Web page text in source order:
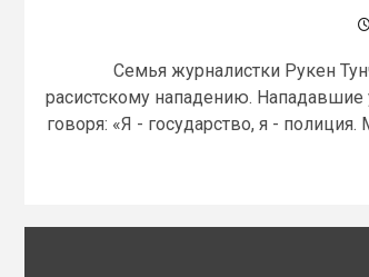
Семья журналистки Рукен
расистскому нападению. Нападавшие
говоря: «Я - государство, я - полиция.